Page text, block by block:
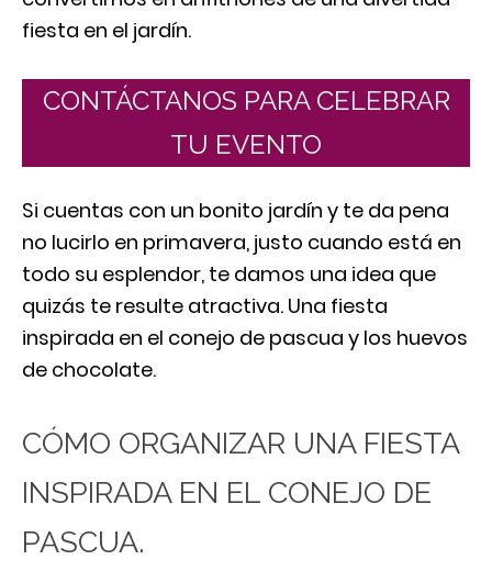
fiesta en el jardín.
CONTÁCTANOS PARA CELEBRAR
TU EVENTO
Si cuentas con un bonito jardín y te da pena
no lucirlo en primavera, justo cuando está en
todo su esplendor, te damos una idea que
quizás te resulte atractiva. Una fiesta
inspirada en el conejo de pascua y los huevos
de chocolate.
CÓMO ORGANIZAR UNA FIESTA
INSPIRADA EN EL CONEJO DE
PASCUA.